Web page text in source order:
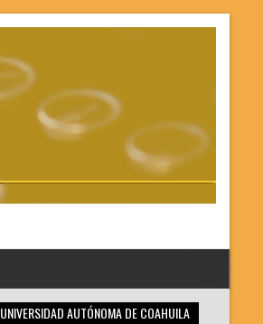
UNIVERSIDAD AUTÓNOMA DE COAHUILA